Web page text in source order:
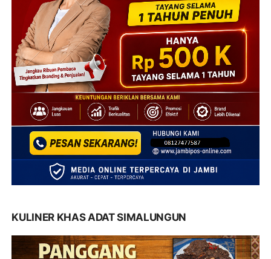
KULINER KHAS ADAT SIMALUNGUN